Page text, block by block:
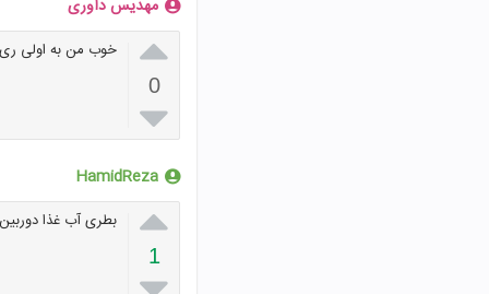
مهدیس داوری

0

خوب من به اولی
HamidReza‌

1
بطری آب غذا